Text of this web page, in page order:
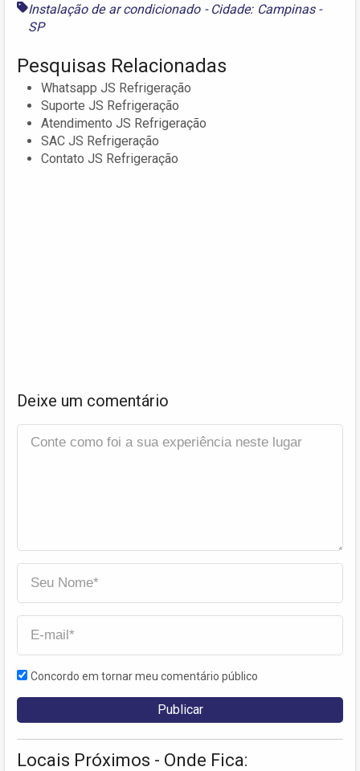
Instalação de ar condicionado - Cidade: Campinas -
SP
Pesquisas Relacionadas
Whatsapp JS Refrigeração
Suporte JS Refrigeração
Atendimento JS Refrigeração
SAC JS Refrigeração
Contato JS Refrigeração
Deixe um comentário
Concordo em tornar meu comentário público
Locais Próximos - Onde Fica: